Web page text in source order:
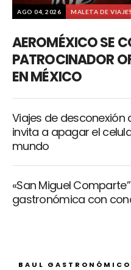
AGO 04, 2026 MALETA DE
AEROMÉXICO SE
PATROCINADOR
EN MÉXICO
Viajes de desconexión
invita a apagar el
mundo
«San Miguel
gastronómica con
BAUL GASTRONÓMICO